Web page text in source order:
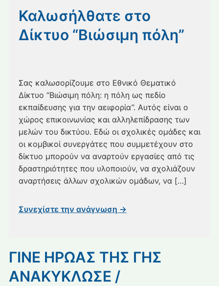
κινητά
Καλωσήλθατε στο
Δίκτυο “Βιώσιμη πόλη”
Σας καλωσορίζουμε στο Εθνικό Θεματικό
Δίκτυο “Βιώσιμη πόλη: η πόλη ως πεδίο
εκπαίδευσης για την αειφορία”. Αυτός είναι ο
χώρος επικοινωνίας και αλληλεπίδρασης των
μελών του δικτύου. Εδώ οι σχολικές ομάδες και
οι κομβικοί συνεργάτες που συμμετέχουν στο
δίκτυο μπορούν να αναρτούν εργασίες από τις
δραστηριότητες που υλοποιούν, να σχολιάζουν
αναρτήσεις άλλων σχολικών ομάδων, να […]
Συνεχίστε την ανάγνωση →
ΓΙΝΕ ΗΡΩΑΣ ΤΗΣ ΓΗΣ
ΑΝΑΚΥΚΛΩΣΕ /